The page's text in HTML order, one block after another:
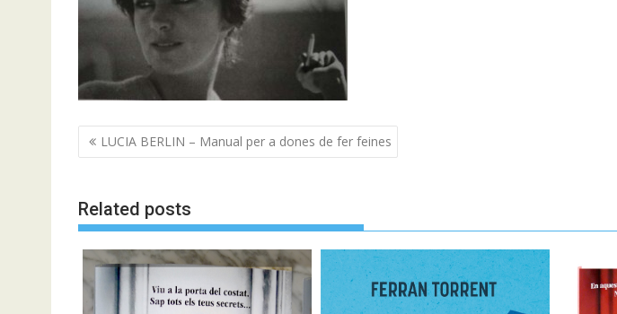
Navegació
d'entrades
LUCIA BERLIN – Manual per a dones de fer feines
Related posts